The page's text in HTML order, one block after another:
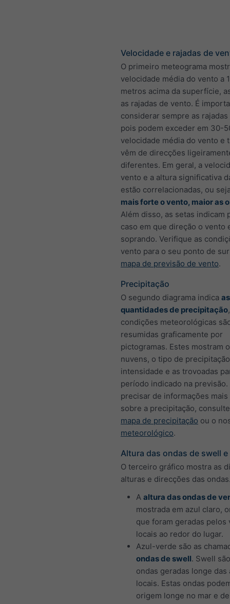
Velocidade e rajadas de
O primeiro meteograma
velocidade média do vento a
metros acima da superfície,
as rajadas de vento. É
considerar sempre as
pois podem exceder em 30-
velocidade média do vento e
vêm de direcções
diferentes. Em geral, a
vento e a altura significativa
estão correlacionadas, ou
mais forte o vento, maior as
Além disso, as setas indicam
caso em que direção o vento
soprando. Verifique as
vento para o seu ponto de
mapa de previsão de vento.
Precipitação
O segundo diagrama indica as
quantidades de precipitação
condições meteorológicas
resumidas graficamente por
pictogramas. Estes mostram
nuvens, o tipo de
intensidade e as trovoadas
período indicado na previsão.
precisar de informações
sobre a precipitação,
mapa de precipitação ou o
meteorológico.
Altura das ondas de swell
O terceiro gráfico mostra as
alturas e direcções das
A altura das ondas de
mostrada em azul claro,
que foram geradas pelos
locais ao redor do lugar.
Azul-verde são as
ondas de swell. Swell
ondas geradas longe das
locais. Estas ondas
origem longe no mar e